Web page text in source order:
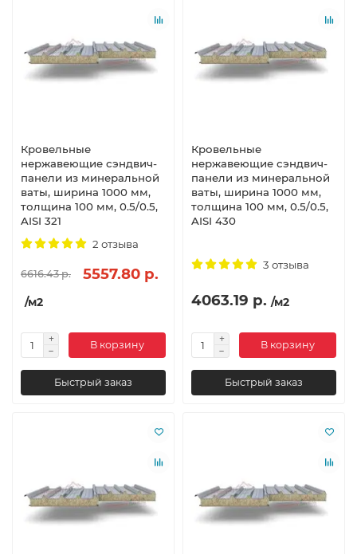
Кровельные
нержавеющие сэндвич-
панели из минеральной
ваты, ширина 1000 мм,
толщина 100 мм, 0.5/0.5,
AISI 321
2 отзыва
6616.43 р. 5557.80 р.
/м2
В корзину
Быстрый заказ
Кровельные
нержавеющие сэндвич-
панели из минеральной
ваты, ширина 1000 мм,
толщина 100 мм, 0.5/0.5,
AISI 430
3 отзыва
4063.19 р. /м2
В корзину
Быстрый заказ